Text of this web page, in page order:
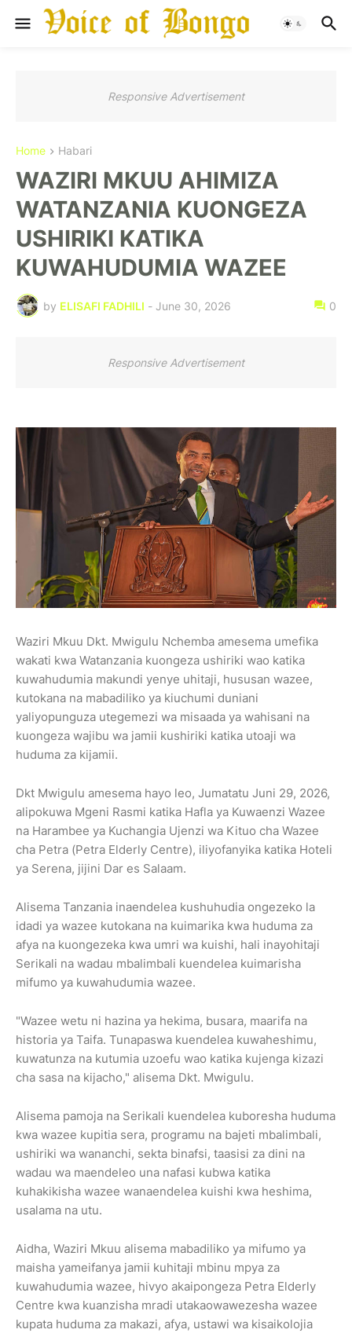
Responsive Advertisement
Home Habari
WAZIRI MKUU AHIMIZA
WATANZANIA KUONGEZA
USHIRIKI KATIKA
KUWAHUDUMIA WAZEE
by ELISAFI FADHILI - June 30, 2026 0
Responsive Advertisement
Waziri Mkuu Dkt. Mwigulu Nchemba amesema umefika
wakati kwa Watanzania kuongeza ushiriki wao katika
kuwahudumia makundi yenye uhitaji, hususan wazee,
kutokana na mabadiliko ya kiuchumi duniani
yaliyopunguza utegemezi wa misaada ya wahisani na
kuongeza wajibu wa jamii kushiriki katika utoaji wa
huduma za kijamii.
Dkt Mwigulu amesema hayo leo, Jumatatu Juni 29, 2026,
alipokuwa Mgeni Rasmi katika Hafla ya Kuwaenzi Wazee
na Harambee ya Kuchangia Ujenzi wa Kituo cha Wazee
cha Petra (Petra Elderly Centre), iliyofanyika katika Hoteli
ya Serena, jijini Dar es Salaam.
Alisema Tanzania inaendelea kushuhudia ongezeko la
idadi ya wazee kutokana na kuimarika kwa huduma za
afya na kuongezeka kwa umri wa kuishi, hali inayohitaji
Serikali na wadau mbalimbali kuendelea kuimarisha
mifumo ya kuwahudumia wazee.
"Wazee wetu ni hazina ya hekima, busara, maarifa na
historia ya Taifa. Tunapaswa kuendelea kuwaheshimu,
kuwatunza na kutumia uzoefu wao katika kujenga kizazi
cha sasa na kijacho," alisema Dkt. Mwigulu.
Alisema pamoja na Serikali kuendelea kuboresha huduma
kwa wazee kupitia sera, programu na bajeti mbalimbali,
ushiriki wa wananchi, sekta binafsi, taasisi za dini na
wadau wa maendeleo una nafasi kubwa katika
kuhakikisha wazee wanaendelea kuishi kwa heshima,
usalama na utu.
Aidha, Waziri Mkuu alisema mabadiliko ya mifumo ya
maisha yameifanya jamii kuhitaji mbinu mpya za
kuwahudumia wazee, hivyo akaipongeza Petra Elderly
Centre kwa kuanzisha mradi utakaowawezesha wazee
kupata huduma za makazi, afya, ustawi wa kisaikolojia